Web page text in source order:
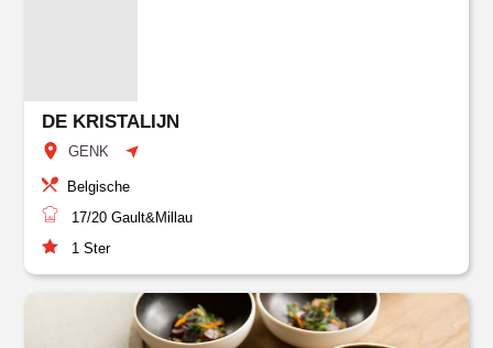
DE KRISTALIJN
GENK
Belgische
17/20 Gault&Millau
1 Ster